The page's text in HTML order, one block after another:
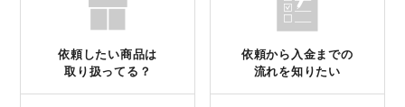
依頼したい商品は
取り扱ってる？
依頼から入金までの
流れを知りたい